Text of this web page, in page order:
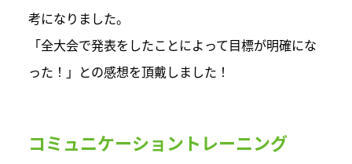
考になりました。
「全大会で発表をしたことによって目標が明確にな
った！」との感想を頂戴しました！
コミュニケーショントレーニング